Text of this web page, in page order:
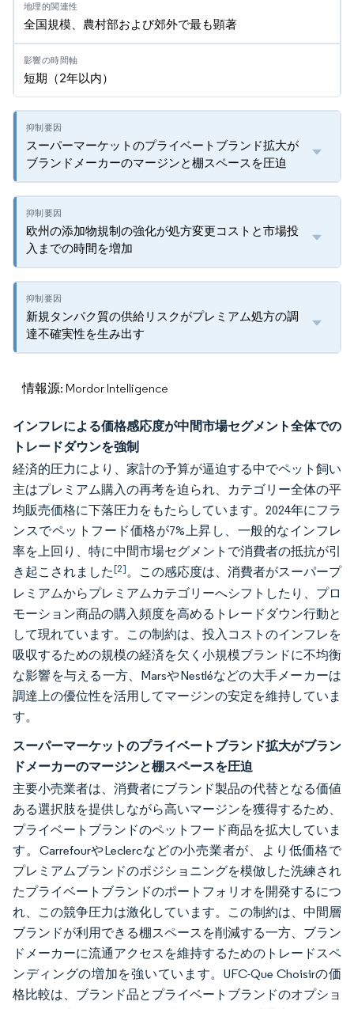
全国規模、農村部および郊外で最も顕著
短期（2年以内）
スーパーマーケットのプライベートブランド拡大が
ブランドメーカーのマージンと棚スペースを圧迫
欧州の添加物規制の強化が処方変更コストと市場投
入までの時間を増加
新規タンパク質の供給リスクがプレミアム処方の調
達不確実性を生み出す
情報源: Mordor Intelligence
インフレによる価格感応度が中間市場セグメント全体での
トレードダウンを強制
経済的圧力により、家計の予算が逼迫する中でペット飼い
主はプレミアム購入の再考を迫られ、カテゴリー全体の平
均販売価格に下落圧力をもたらしています。2024年にフラ
ンスでペットフード価格が7%上昇し、一般的なインフレ
率を上回り、特に中間市場セグメントで消費者の抵抗が引
き起こされました[2]。この感応度は、消費者がスーパープ
レミアムからプレミアムカテゴリーへシフトしたり、プロ
モーション商品の購入頻度を高めるトレードダウン行動と
して現れています。この制約は、投入コストのインフレを
吸収するための規模の経済を欠く小規模ブランドに不均衡
な影響を与える一方、MarsやNestléなどの大手メーカーは
調達上の優位性を活用してマージンの安定を維持していま
す。
スーパーマーケットのプライベートブランド拡大がブラン
ドメーカーのマージンと棚スペースを圧迫
主要小売業者は、消費者にブランド製品の代替となる価値
ある選択肢を提供しながら高いマージンを獲得するため、
プライベートブランドのペットフード商品を拡大していま
す。CarrefourやLeclercなどの小売業者が、より低価格で
プレミアムブランドのポジショニングを模倣した洗練され
たプライベートブランドのポートフォリオを開発するにつ
れ、この競争圧力は激化しています。この制約は、中間層
ブランドが利用できる棚スペースを削減する一方、ブラン
ドメーカーに流通アクセスを維持するためのトレードスペ
ンディングの増加を強いています。UFC-Que Choisirの価
格比較は、ブランド品とプライベートブランドのオプショ